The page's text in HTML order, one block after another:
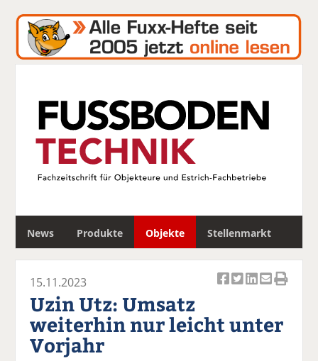
News Produkte Objekte Stellenmarkt
c
k k k k k
15.11.2023
Uzin Utz: Umsatz
weiterhin nur leicht unter
Vorjahr